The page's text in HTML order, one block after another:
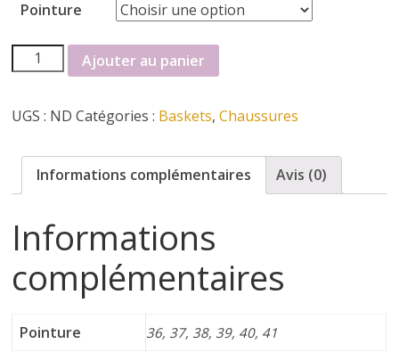
t
e
r
f
é
m
i
Pointure
quantité
de
reqins
Ajouter au panier
UGS : ND Catégories : Baskets,Chaussures
Informations complémentaires Avis (0)
Informations
complémentaires
Pointure 36, 37, 38, 39, 40, 41